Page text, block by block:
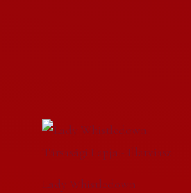
Lady Whistledown